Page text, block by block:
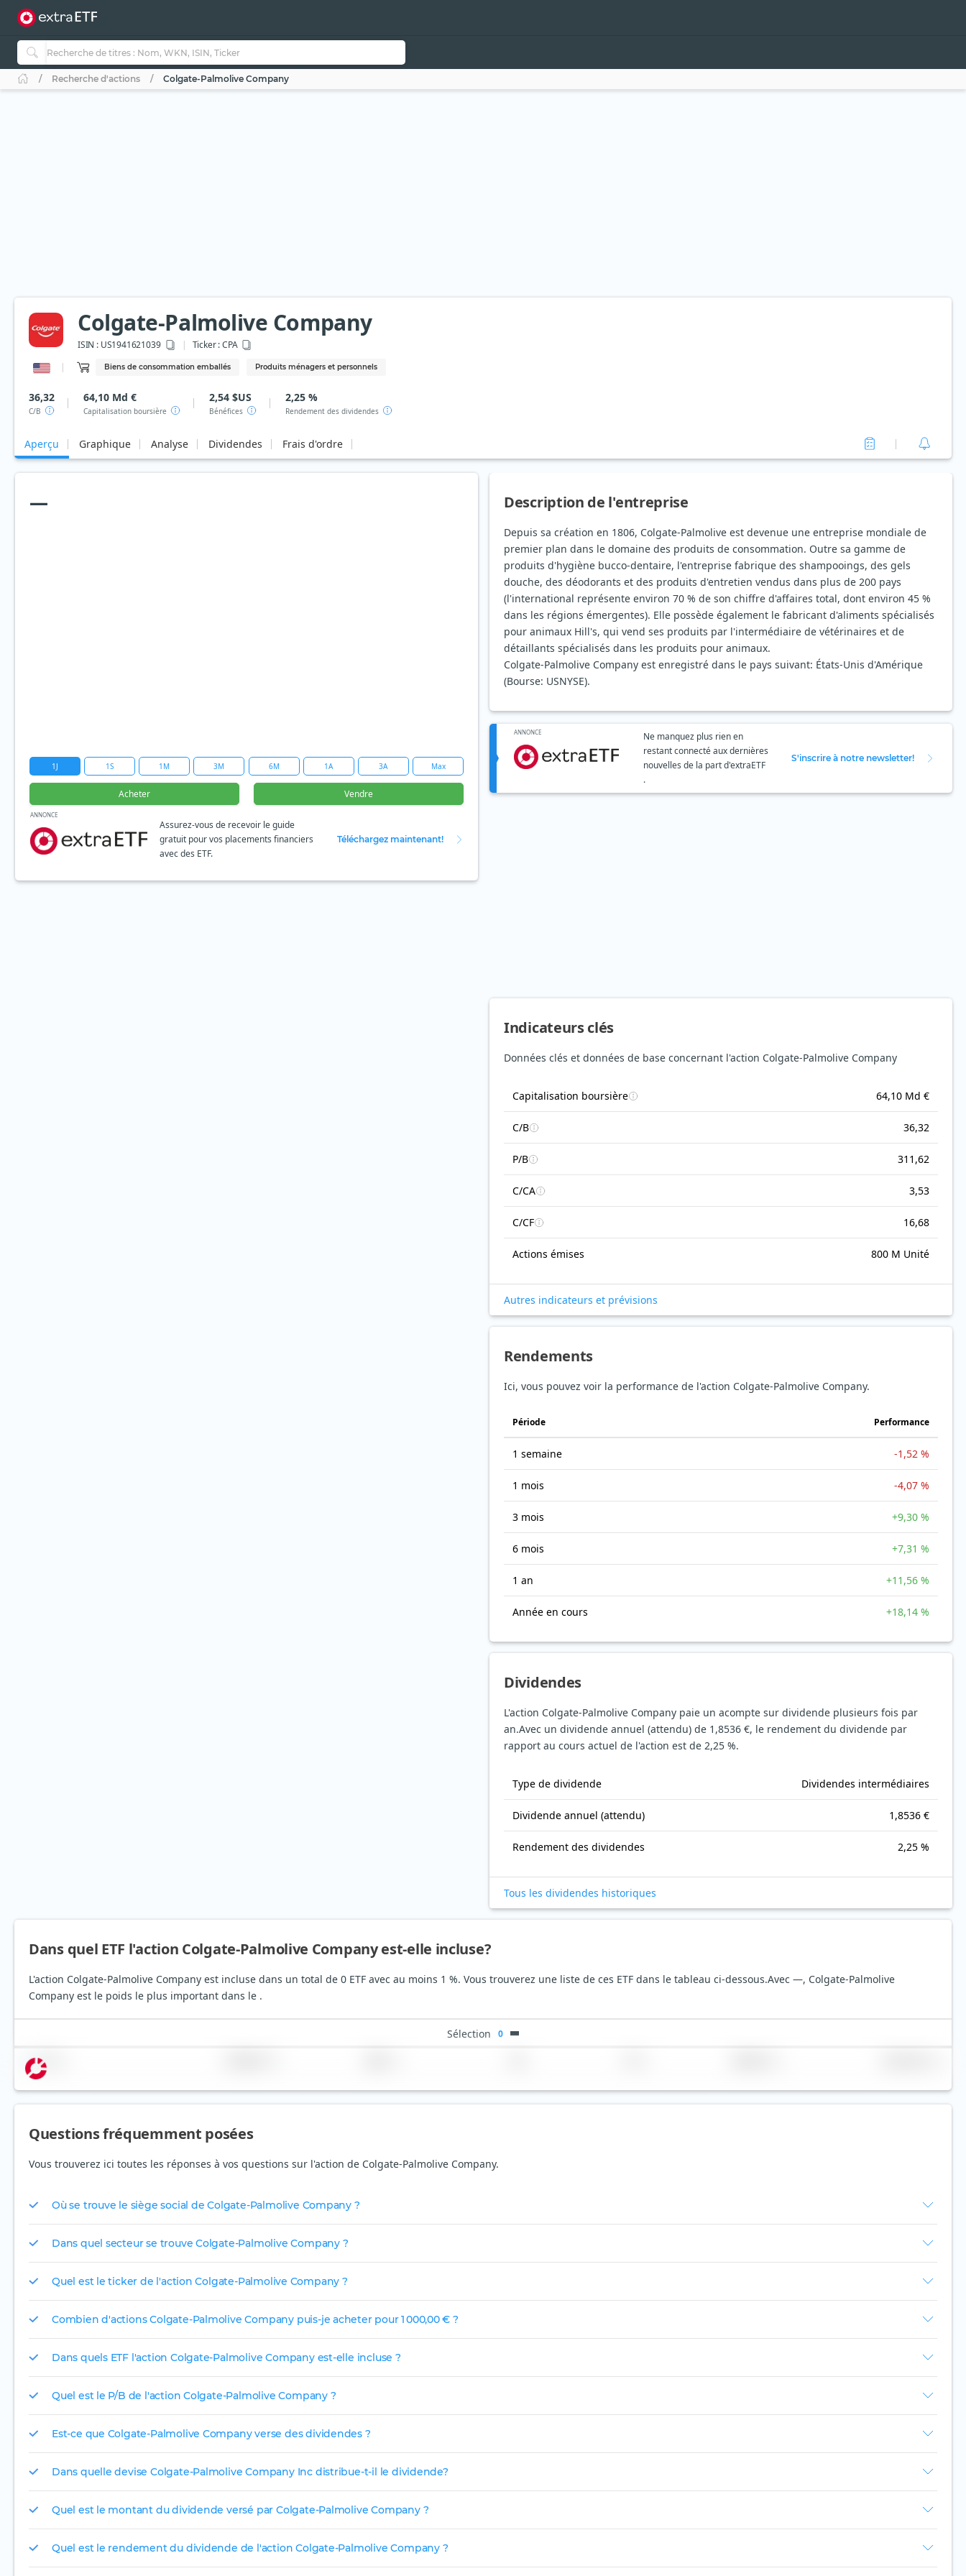
Recherche d'actions Colgate-Palmolive Company
Colgate-Palmolive Company
ISIN :US1941621039 Ticker :CPA
Biens de consommation emballés Produits ménagers et personnels
36,32
C/B
64,10 Md €
Capitalisation boursière
2,54 $US
Bénéfices
2,25 %
Rendement des dividendes
Aperçu Graphique Analyse Dividendes Frais d'ordre
—
1J 1S 1M 3M 6M 1A 3A Max
Acheter Vendre
ANNONCE
Assurez-vous de recevoir le guide
gratuit pour vos placements financiers
avec des ETF.
Téléchargez maintenant!
Description de l'entreprise
Depuis sa création en 1806, Colgate-Palmolive est devenue une entreprise mondiale de
premier plan dans le domaine des produits de consommation. Outre sa gamme de
produits d'hygiène bucco-dentaire, l'entreprise fabrique des shampooings, des gels
douche, des déodorants et des produits d'entretien vendus dans plus de 200 pays
(l'international représente environ 70 % de son chiffre d'affaires total, dont environ 45 %
dans les régions émergentes). Elle possède également le fabricant d'aliments spécialisés
pour animaux Hill's, qui vend ses produits par l'intermédiaire de vétérinaires et de
détaillants spécialisés dans les produits pour animaux.
Colgate-Palmolive Company est enregistré dans le pays suivant: États-Unis d'Amérique
(Bourse: USNYSE).
ANNONCE
Ne manquez plus rien en
restant connecté aux dernières
nouvelles de la part d'extraETF
.
S'inscrire à notre newsletter!
Indicateurs clés
Données clés et données de base concernant l'action Colgate-Palmolive Company
Capitalisation boursière 64,10 Md €
C/B 36,32
P/B 311,62
C/CA 3,53
C/CF 16,68
Actions émises 800 M Unité
Autres indicateurs et prévisions
Rendements
Ici, vous pouvez voir la performance de l'action Colgate-Palmolive Company.
Période Performance
1 semaine -1,52 %
1 mois -4,07 %
3 mois +9,30 %
6 mois +7,31 %
1 an +11,56 %
Année en cours +18,14 %
Dividendes
L'action Colgate-Palmolive Company paie un acompte sur dividende plusieurs fois par
an.Avec un dividende annuel (attendu) de 1,8536 €, le rendement du dividende par
rapport au cours actuel de l'action est de 2,25 %.
Type de dividende Dividendes intermédiaires
Dividende annuel (attendu) 1,8536 €
Rendement des dividendes 2,25 %
Tous les dividendes historiques
Dans quel ETF l'action Colgate-Palmolive Company est-elle incluse?
L'action Colgate-Palmolive Company est incluse dans un total de 0 ETF avec au moins 1 %. Vous trouverez une liste de ces ETF dans le tableau ci-dessous.Avec —, Colgate-Palmolive
Company est le poids le plus important dans le .
Sélection 0
Nom
Questions fréquemment posées
Vous trouverez ici toutes les réponses à vos questions sur l'action de Colgate-Palmolive Company.
Où se trouve le siège social de Colgate-Palmolive Company ?
Dans quel secteur se trouve Colgate-Palmolive Company ?
Quel est le ticker de l'action Colgate-Palmolive Company ?
Combien d'actions Colgate-Palmolive Company puis-je acheter pour 1 000,00 € ?
Dans quels ETF l'action Colgate-Palmolive Company est-elle incluse ?
Quel est le P/B de l'action Colgate-Palmolive Company ?
Est-ce que Colgate-Palmolive Company verse des dividendes ?
Dans quelle devise Colgate-Palmolive Company Inc distribue-t-il le dividende?
Quel est le montant du dividende versé par Colgate-Palmolive Company ?
Quel est le rendement du dividende de l'action Colgate-Palmolive Company ?